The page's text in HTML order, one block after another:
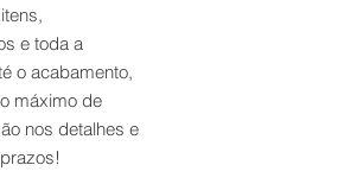
e toda a
o acabamento,
máximo de
nos detalhes e